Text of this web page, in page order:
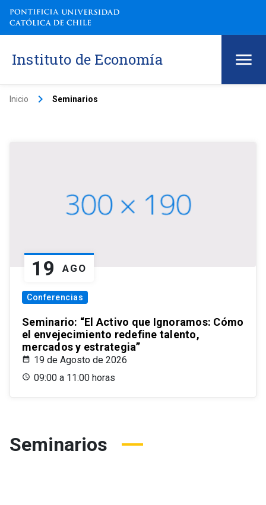
Instituto de Economía
Inicio keyboard_arrow_right Seminarios
19 AGO
Conferencias
Seminario: “El Activo que Ignoramos: Cómo
el envejecimiento redefine talento,
mercados y estrategia”
19 de Agosto de 2026
09:00 a 11:00 horas
Seminarios